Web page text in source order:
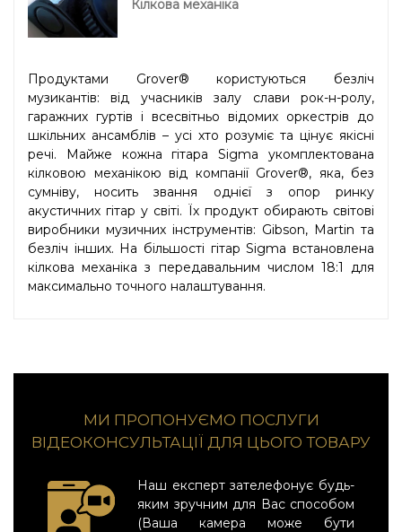
Кілкова механіка
Продуктами Grover® користуються безліч
музикантів: від учасників залу слави рок-н-ролу,
гаражних гуртів і всесвітньо відомих оркестрів до
шкільних ансамблів – усі хто розуміє та цінує якісні
речі. Майже кожна гітара Sigma укомплектована
кілковою механікою від компанії Grover®, яка, без
сумніву, носить звання однієї з опор ринку
акустичних гітар у світі. Їх продукт обирають світові
виробники музичних інструментів: Gibson, Martin та
безліч інших. На більшості гітар Sigma встановлена
кілкова механіка з передавальним числом 18:1 для
максимально точного налаштування.
МИ ПРОПОНУЄМО ПОСЛУГИ
ВІДЕОКОНСУЛЬТАЦІЇ ДЛЯ ЦЬОГО ТОВАРУ
Наш експерт зателефонує будь-
яким зручним для Вас способом
(Ваша камера може бути